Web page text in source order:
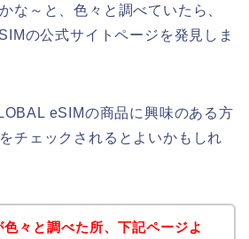
な～と、色々と調べていたら、
の公式サイトページを発見しま
eSIMの商品に興味のある方
チェックされるとよいかもしれ
色々と調べた所、下記ページよ